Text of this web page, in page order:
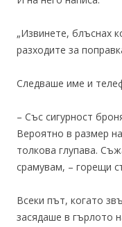
„Извинете, блъснах
разходите за
Следваше име и
– Със сигурност
Вероятно в размер
толкова глупава.
срамувам, – горещи
Всеки път, когато
засядаше в гърлото